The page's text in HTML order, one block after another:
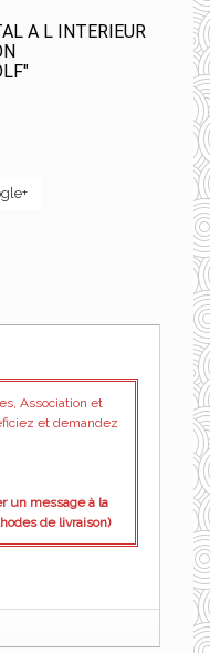
A L INTERIEUR
Association et
et demandez
un message à la
de livraison)